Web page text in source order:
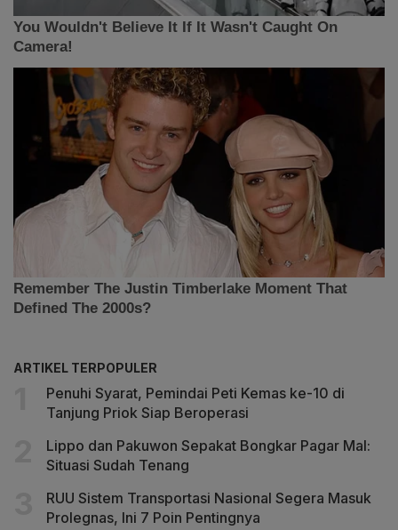
ARTIKEL TERPOPULER
Penuhi Syarat, Pemindai Peti Kemas ke-10 di
Tanjung Priok Siap Beroperasi
Lippo dan Pakuwon Sepakat Bongkar Pagar Mal:
Situasi Sudah Tenang
RUU Sistem Transportasi Nasional Segera Masuk
Prolegnas, Ini 7 Poin Pentingnya